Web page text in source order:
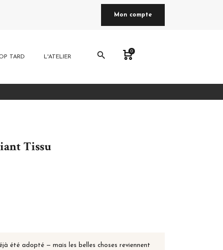
Mon compte
TARD L'ATELIER search 0
Tissu
été adopté — mais les belles choses reviennent